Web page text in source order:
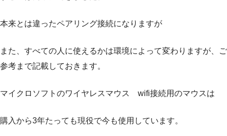
本来とは違ったペアリング接続になりますが
また、すべての人に使えるかは環境によって変わりますが、ご
参考まで記載しておきます。
マイクロソフトのワイヤレスマウス wifi接続用のマウスは
購入から3年たっても現役で今も使用しています。